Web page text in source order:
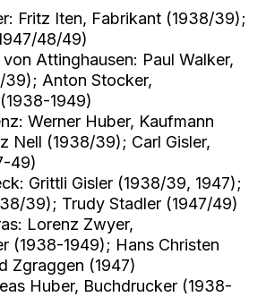
Fritz Iten, Fabrikant (1938/39);
48/49)
von Attinghausen: Paul Walker,
39); Anton Stocker,
1949)
Werner Huber, Kaufmann
Nell (1938/39); Carl Gisler,
49)
Grittli Gisler (1938/39, 1947);
39); Trudy Stadler (1947/49)
Lorenz Zwyer,
(1938-1949); Hans Christen
Zgraggen (1947)
Huber, Buchdrucker (1938-